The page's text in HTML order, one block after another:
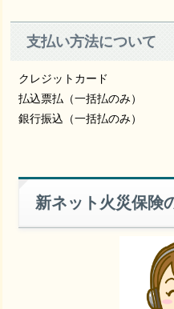
支払い方法について
クレジットカード
払込票払（一括払のみ）
銀行振込（一括払のみ）
新ネット火災保険